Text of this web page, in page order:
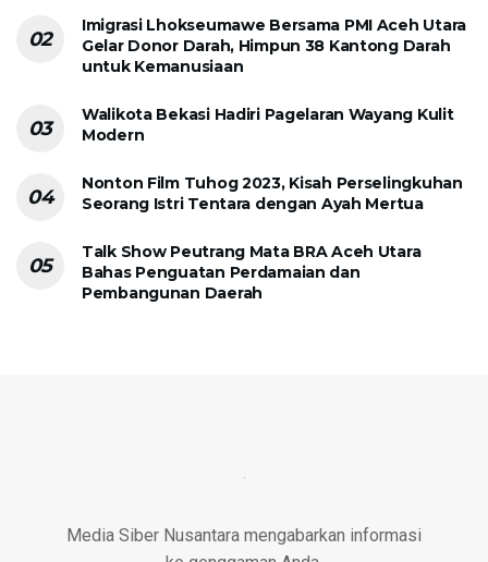
Imigrasi Lhokseumawe Bersama PMI Aceh Utara
Gelar Donor Darah, Himpun 38 Kantong Darah
untuk Kemanusiaan
Walikota Bekasi Hadiri Pagelaran Wayang Kulit
Modern
Nonton Film Tuhog 2023, Kisah Perselingkuhan
Seorang Istri Tentara dengan Ayah Mertua
Talk Show Peutrang Mata BRA Aceh Utara
Bahas Penguatan Perdamaian dan
Pembangunan Daerah
Media Siber Nusantara mengabarkan informasi